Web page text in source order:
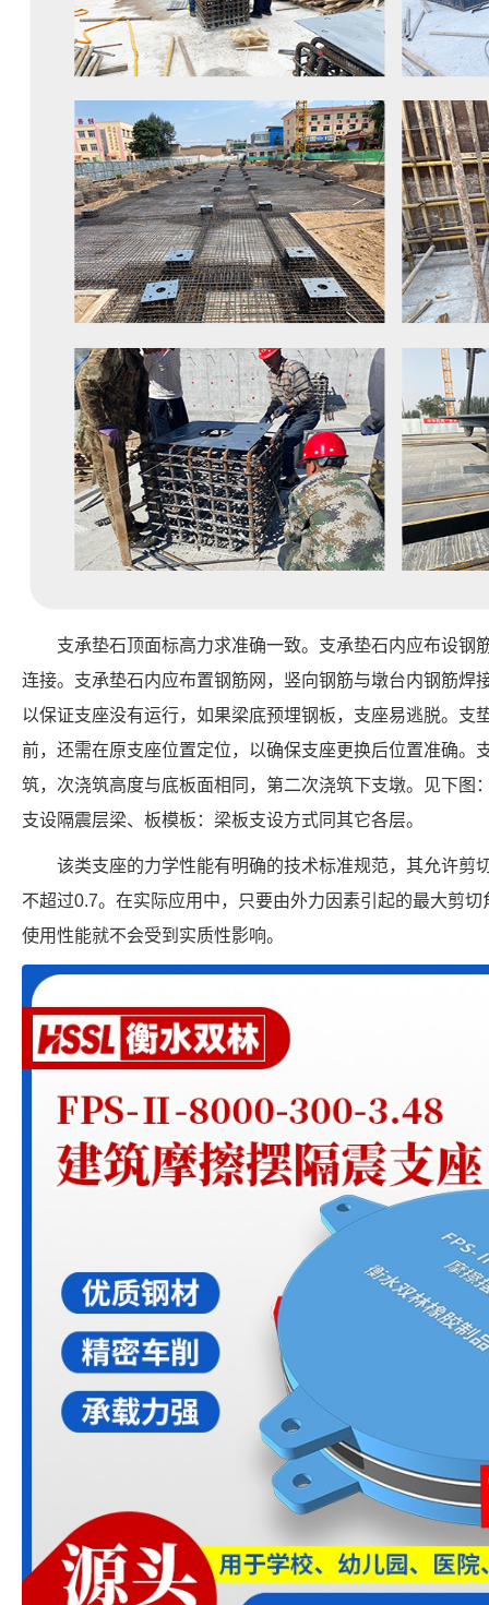
支承垫石顶面标高力求准确一致。支承垫石内应布设钢
连接。支承垫石内应布置钢筋网，竖向钢筋与墩台内钢筋焊
以保证支座没有运行，如果梁底预埋钢板，支座易逃脱。支
前，还需在原支座位置定位，以确保支座更换后位置准确。
筑，次浇筑高度与底板面相同，第二次浇筑下支墩。见下图
支设隔震层梁、板模板：梁板支设方式同其它各层。
该类支座的力学性能有明确的技术标准规范，其允许剪
不超过0.7。在实际应用中，只要由外力因素引起的最大剪
使用性能就不会受到实质性影响。